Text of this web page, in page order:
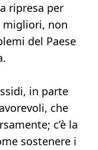
ripresa per
migliori, non
del Paese
in parte
che
c’è la
sostenere i